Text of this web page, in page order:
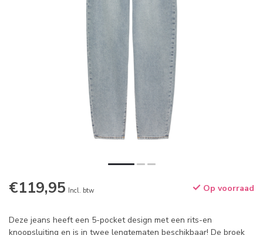
€119,95 Incl. btw Op voorraad
Deze jeans heeft een 5-pocket design met een rits-en
knoopsluiting en is in twee lengtematen beschikbaar! De broek